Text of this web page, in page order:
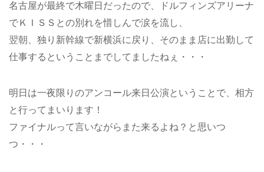
名古屋が最終で木曜日だったので、ドルフィンズアリーナ
でＫＩＳＳとの別れを惜しんで涙を流し、
翌朝、独り新幹線で新横浜に戻り、そのまま店に出勤して
仕事するということまでしてましたねぇ・・・
明日は一夜限りのアンコール来日公演ということで、相方
と行ってまいります！
ファイナルって言いながらまた来るよね？と思いつ
つ・・・